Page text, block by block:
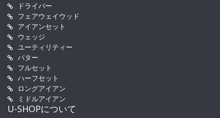
ドライバー
フェアウェイウッド
アイアンセット
ウェッジ
ユーティリティー
パター
フルセット
ハーフセット
ロングアイアン
ミドルアイアン
U-SHOPについて